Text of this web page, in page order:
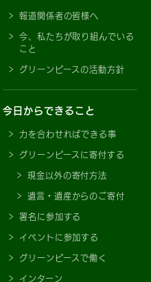
報道関係者の皆様へ
今、私たちが取り組んでいる
こと
グリーンピースの活動方針
今日からできること
力を合わせればできる事
グリーンピースに寄付する
現金以外の寄付方法
遺言・遺産からのご寄付
署名に参加する
イベントに参加する
グリーンピースで働く
インターン